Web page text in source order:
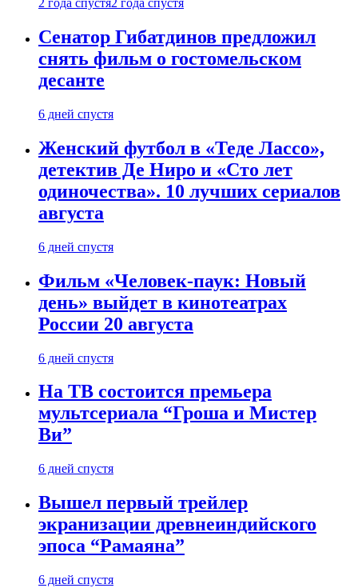
2 года спустя2 года спустя
Сенатор Гибатдинов предложил
снять фильм о гостомельском
десанте
6 дней спустя
Женский футбол в «Теде Лассо»,
детектив Де Ниро и «Сто лет
одиночества». 10 лучших сериалов
августа
6 дней спустя
Фильм «Человек-паук: Новый
день» выйдет в кинотеатрах
России 20 августа
6 дней спустя
На ТВ состоится премьера
мультсериала “Гроша и Мистер
Ви”
6 дней спустя
Вышел первый трейлер
экранизации древнеиндийского
эпоса “Рамаяна”
6 дней спустя